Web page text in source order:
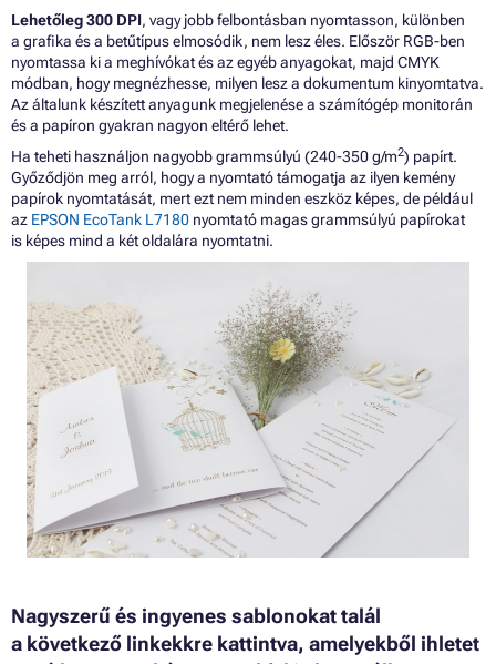
Lehetőleg 300 DPI, vagy jobb felbontásban nyomtasson, különben
a grafika és a betűtípus elmosódik, nem lesz éles. Először RGB-ben
nyomtassa ki a meghívókat és az egyéb anyagokat, majd CMYK
módban, hogy megnézhesse, milyen lesz a dokumentum kinyomtatva.
Az általunk készített anyagunk megjelenése a számítógép monitorán
és a papíron gyakran nagyon eltérő lehet.
Ha teheti használjon nagyobb grammsúlyú (240-350 g/m2) papírt.
Győződjön meg arról, hogy a nyomtató támogatja az ilyen kemény
papírok nyomtatását, mert ezt nem minden eszköz képes, de például
az EPSON EcoTank L7180 nyomtató magas grammsúlyú papírokat
is képes mind a két oldalára nyomtatni.
Nagyszerű és ingyenes sablonokat talál
a következő linkekkre kattintva, amelyekből ihletet